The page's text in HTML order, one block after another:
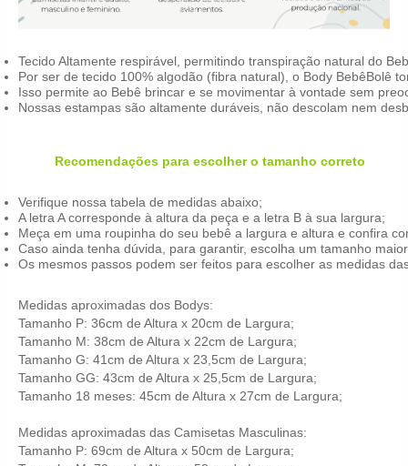
Tecido Altamente respirável, permitindo transpiração natural do
Por ser de tecido 100% algodão (fibra natural), o Body BebêBolê
Isso permite ao Bebê brincar e se movimentar à vontade sem
Nossas estampas são altamente duráveis, não descolam nem
Recomendações para escolher o tamanho correto
Verifique nossa tabela de medidas abaixo;
A letra A corresponde à altura da peça e a letra B à sua largura;
Meça em uma roupinha do seu bebê a largura e altura e confira
Caso ainda tenha dúvida, para garantir, escolha um tamanho
Os mesmos passos podem ser feitos para escolher as medidas
Medidas aproximadas dos Bodys:
Tamanho P: 36cm de Altura x 20cm de Largura;
Tamanho M: 38cm de Altura x 22cm de Largura;
Tamanho G: 41cm de Altura x 23,5cm de Largura;
Tamanho GG: 43cm de Altura x 25,5cm de Largura;
Tamanho 18 meses: 45cm de Altura x 27cm de Largura;
Medidas aproximadas das Camisetas Masculinas:
Tamanho P: 69cm de Altura x 50cm de Largura;